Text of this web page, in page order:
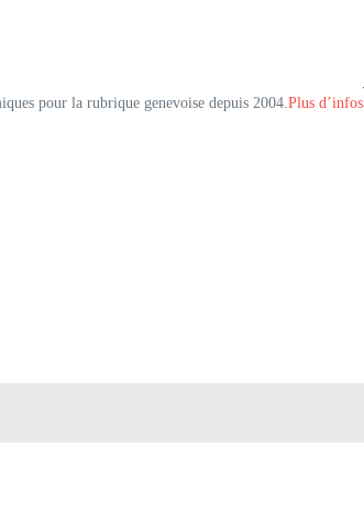
pour la rubrique genevoise depuis 2004. Plus d’infos